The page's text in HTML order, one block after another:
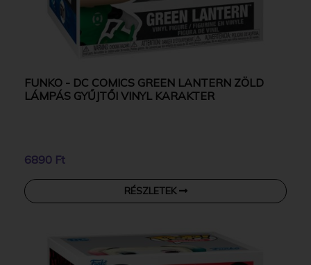
FUNKO - DC COMICS GREEN LANTERN ZÖLD
LÁMPÁS GYŰJTŐI VINYL KARAKTER
6890 Ft
RÉSZLETEK